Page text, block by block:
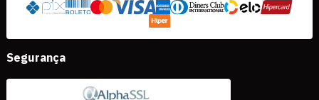
Segurança